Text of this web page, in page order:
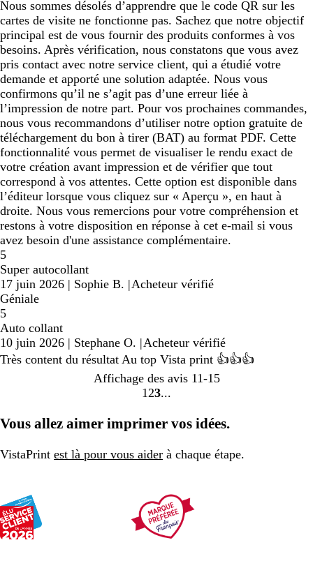
Nous sommes désolés d’apprendre que le code QR sur les
cartes de visite ne fonctionne pas. Sachez que notre objectif
principal est de vous fournir des produits conformes à vos
besoins. Après vérification, nous constatons que vous avez
pris contact avec notre service client, qui a étudié votre
demande et apporté une solution adaptée. Nous vous
confirmons qu’il ne s’agit pas d’une erreur liée à
l’impression de notre part. Pour vos prochaines commandes,
nous vous recommandons d’utiliser notre option gratuite de
téléchargement du bon à tirer (BAT) au format PDF. Cette
fonctionnalité vous permet de visualiser le rendu exact de
votre création avant impression et de vérifier que tout
correspond à vos attentes. Cette option est disponible dans
l’éditeur lorsque vous cliquez sur « Aperçu », en haut à
droite. Nous vous remercions pour votre compréhension et
restons à votre disposition en réponse à cet e-mail si vous
avez besoin d'une assistance complémentaire.
5
Super autocollant
17 juin 2026 | Sophie B. |Acheteur vérifié
Géniale
5
Auto collant
10 juin 2026 | Stephane O. |Acheteur vérifié
Très content du résultat Au top Vista print 👍👍👍
Affichage des avis 11-15
Accéder
la
1 Accéder
la
2 Accéder
la
3
Vous allez aimer imprimer vos idées.
VistaPrint est là pour vous aider à chaque étape.